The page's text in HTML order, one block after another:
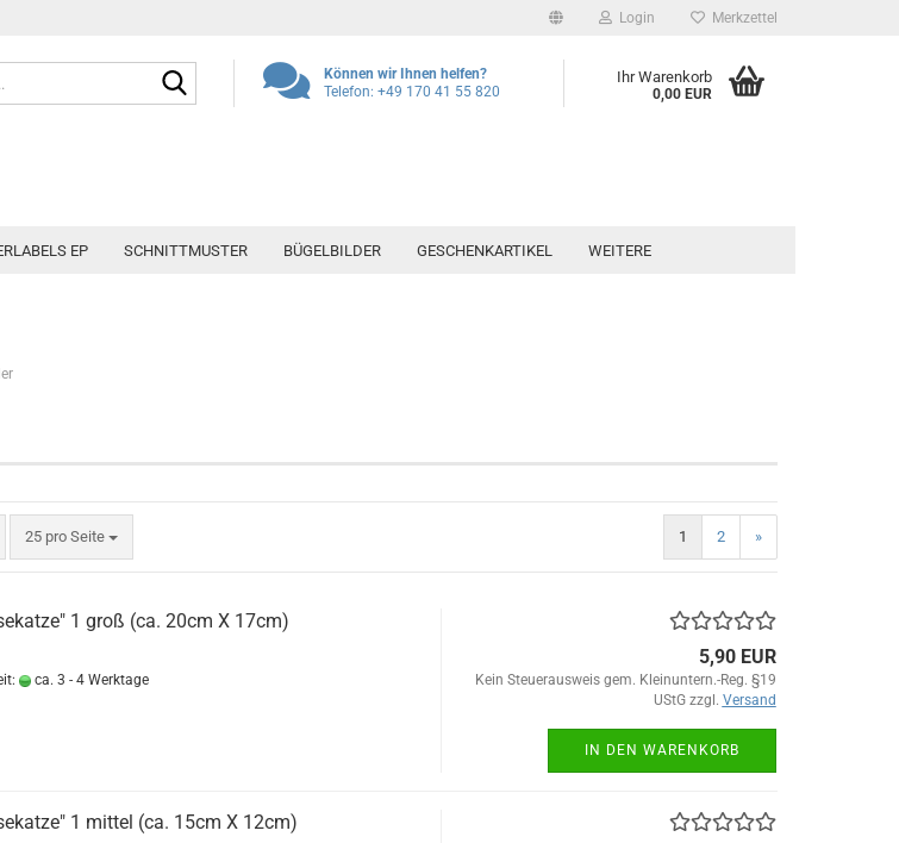
Login Merkzettel
Können wir Ihnen helfen?
Telefon: +49 170 41 55 820
Ihr Warenkorb
0,00 EUR
EP SCHNITTMUSTER BÜGELBILDER GESCHENKARTIKEL WEITERE
25 pro Seite
pro Seite 1 2 »
1 groß (ca. 20cm X 17cm)
ca. 3 - 4 Werktage
5,90 EUR
Kein Steuerausweis gem. Kleinuntern.-Reg. §19
UStG zzgl. Versand
IN DEN WARENKORB
1 mittel (ca. 15cm X 12cm)